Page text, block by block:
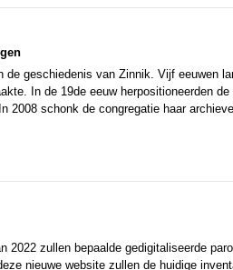
geschiedenis van Zinnik. Vijf eeuwen
In de 19de eeuw herpositioneerden
schonk de congregatie haar
2022 zullen bepaalde gedigitaliseerde
nieuwe website zullen de huidige